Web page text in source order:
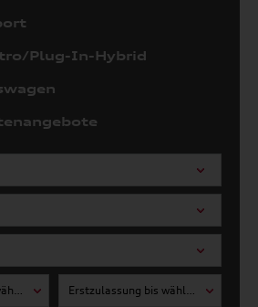
Plug-In-Hybrid
Erstzulassung von wählen Erstzulassung bis wählen